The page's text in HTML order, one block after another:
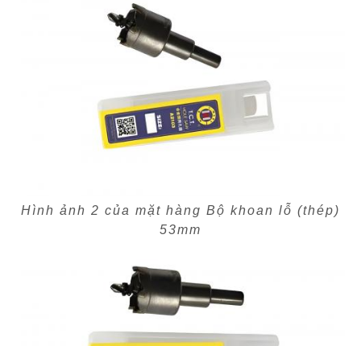
Hình ảnh 2 của mặt hàng Bộ khoan lỗ (thép)
53mm